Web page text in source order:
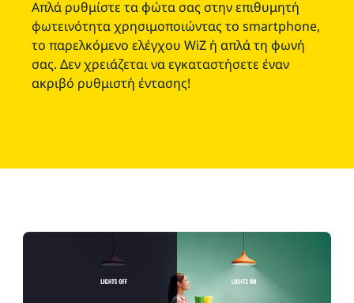
Απλά ρυθμίστε τα φώτα σας στην επιθυμητή
φωτεινότητα χρησιμοποιώντας το smartphone,
το παρελκόμενο ελέγχου WiZ ή απλά τη φωνή
σας. Δεν χρειάζεται να εγκαταστήσετε έναν
ακριβό ρυθμιστή έντασης!